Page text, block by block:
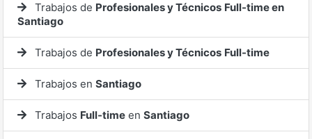
Trabajos de Profesionales y Técnicos Full-time en
Santiago
Trabajos de Profesionales y Técnicos Full-time
Trabajos en Santiago
Trabajos Full-time en Santiago